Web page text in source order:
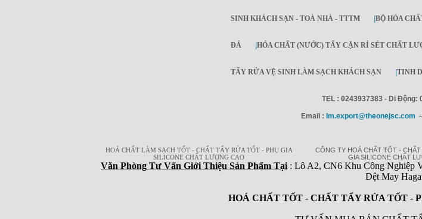
SINH KHÁCH SẠN - TOÀ NHÀ - TTTM BỘ HÓA
ĐÁ HÓA CHẤT (NƯỚC) TẨY CẶN RỈ SÉT CHẤT
TẨY RỬA VỆ SINH LÀM SẠCH KHÁCH SẠN TINH
TEL : 0243937383 - Di Động:
Email : Im.export@theonejsc.com
HOÁ CHẤT LÀM SẠCH TỐT - CHẤT TẨY RỬA TỐT - PHỤ GIA
SILICONE CHẤT LƯỢNG CAO
CÔNG TY HOÁ CHẤT TỐT -
GIA SILICONE CHẤT
Văn Phòng Tư Vấn Giới Thiệu Sản Phẩm Tại : Lô A2, CN6 Khu Công Nghiệp
Dệt May
HOÁ CHẤT TỐT - CHẤT TẨY RỬA TỐT -